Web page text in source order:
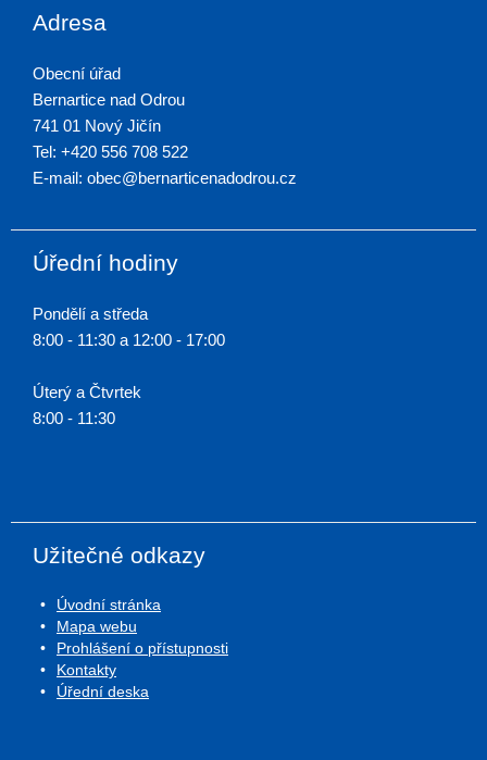
Adresa
Obecní úřad
Bernartice nad Odrou
741 01 Nový Jičín
Tel: +420 556 708 522
E-mail: obec@bernarticenadodrou.cz
Úřední hodiny
Pondělí a středa
8:00 - 11:30 a 12:00 - 17:00
Úterý a Čtvrtek
8:00 - 11:30
Užitečné odkazy
Úvodní stránka
Mapa webu
Prohlášení o přístupnosti
Kontakty
Úřední deska